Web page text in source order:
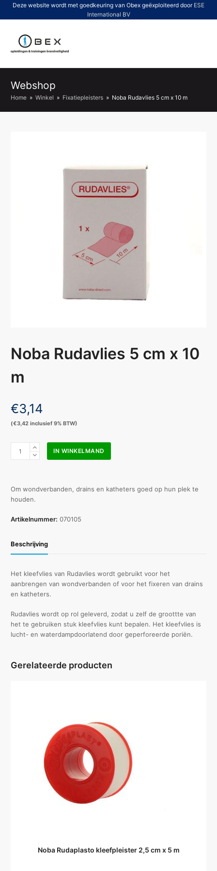
Deze website wordt met goedkeuring van Obex geëxploiteerd door ESE
International BV
Webshop
Home » Winkel » Fixatiepleisters » Noba Rudavlies 5 cm x 10 m
Noba Rudavlies 5 cm x 10
m
€3,14
(€3,42 inclusief 9% BTW)
Rudavlies
x
10
aantal
IN WINKELMAND
Om wondverbanden, drains en katheters goed op hun plek te
houden.
Artikelnummer: 070105
Beschrijving
Het kleefvlies van Rudavlies wordt gebruikt voor het
aanbrengen van wondverbanden of voor het fixeren van drains
en katheters.
Rudavlies wordt op rol geleverd, zodat u zelf de groottte van
het te gebruiken stuk kleefvlies kunt bepalen. Het kleefvlies is
lucht- en waterdampdoorlatend door geperforeerde poriën.
Gerelateerde producten
Noba Rudaplasto kleefpleister 2,5 cm x 5 m